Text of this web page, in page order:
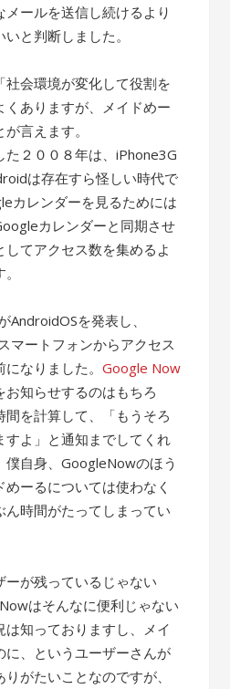
メールを送信し続けるより
と判断しました。
社会環境が変化して役割を
くありますが、メイドめー
言えます。
た２００８年は、iPhone3G
は存在すら怪しい時代で
カレンダーを見るためには
カレンダーと同期させ
してアクセス数を集めるよ
を発表し、
マートフォンからアクセス
になりました。Google Now
知らせするのはもちろ
間を計算して、「もうそろ
すよ」と通知までしてくれ
僕自身、GoogleNowのほう
ーるについては使わなく
ん時間がたってしまってい
ーが残っているじゃない
はそんなに便利じゃない
知っておりますし、メイ
に、というユーザーさんが
がたいことなのですが、